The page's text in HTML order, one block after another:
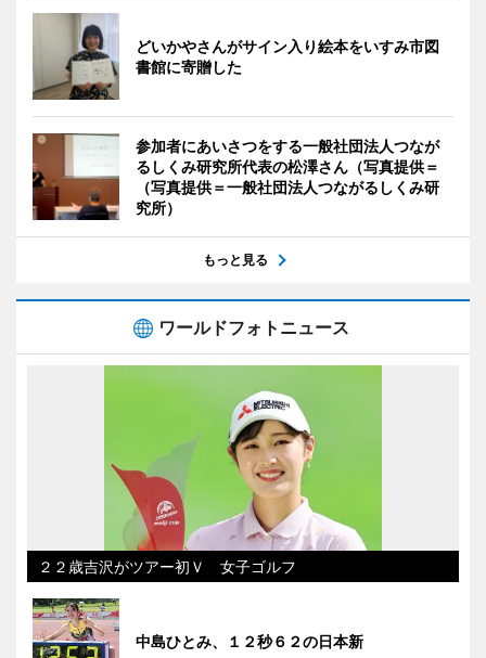
どいかやさんがサイン入り絵本をいすみ市図
書館に寄贈した
参加者にあいさつをする一般社団法人つなが
るしくみ研究所代表の松澤さん（写真提供＝
（写真提供＝一般社団法人つながるしくみ研
究所）
もっと見る
ワールドフォトニュース
２２歳吉沢がツアー初Ｖ 女子ゴルフ
中島ひとみ、１２秒６２の日本新